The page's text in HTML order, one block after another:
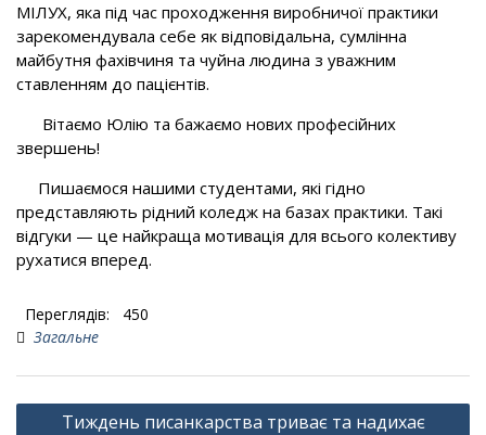
МІЛУХ, яка під час проходження виробничої практики
зарекомендувала себе як відповідальна, сумлінна
майбутня фахівчиня та чуйна людина з уважним
ставленням до пацієнтів.
Вітаємо Юлію та бажаємо нових професійних
звершень!
Пишаємося нашими студентами, які гідно
представляють рідний коледж на базах практики. Такі
відгуки — це найкраща мотивація для всього колективу
рухатися вперед.
Переглядів:
450
Загальне
Навігація
Тиждень писанкарства триває та надихає